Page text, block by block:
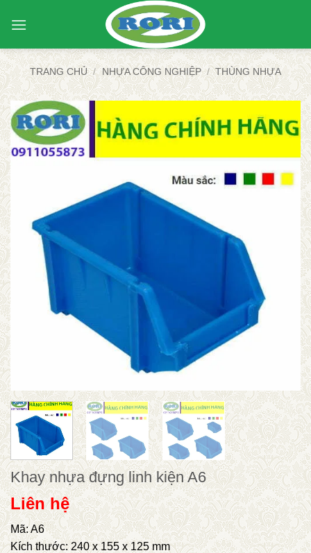
qua
dung
TRANG CHỦ / NHỰA CÔNG NGHIỆP / THÙNG NHỰA
Khay nhựa đựng linh kiện A6
Liên hệ
Mã: A6
Kích thước: 240 x 155 x 125 mm